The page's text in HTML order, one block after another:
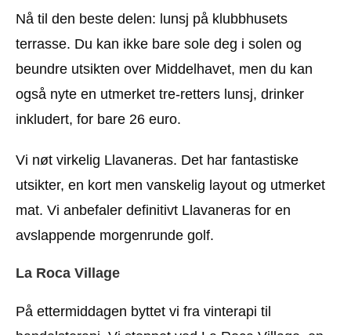
Nå til den beste delen: lunsj på klubbhusets
terrasse. Du kan ikke bare sole deg i solen og
beundre utsikten over Middelhavet, men du kan
også nyte en utmerket tre-retters lunsj, drinker
inkludert, for bare 26 euro.
Vi nøt virkelig Llavaneras. Det har fantastiske
utsikter, en kort men vanskelig layout og utmerket
mat. Vi anbefaler definitivt Llavaneras for en
avslappende morgenrunde golf.
La Roca Village
På ettermiddagen byttet vi fra vinterapi til